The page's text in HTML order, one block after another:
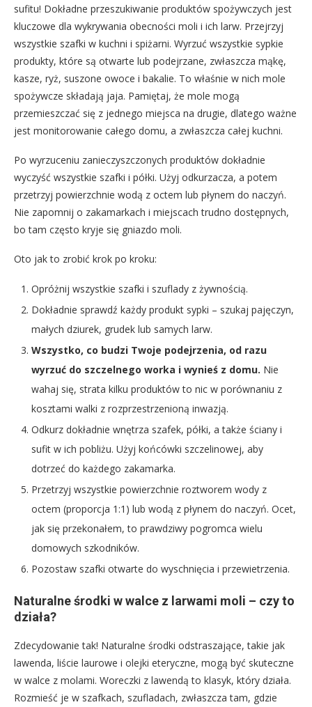
sufitu! Dokładne przeszukiwanie produktów spożywczych jest
kluczowe dla wykrywania obecności moli i ich larw. Przejrzyj
wszystkie szafki w kuchni i spiżarni. Wyrzuć wszystkie sypkie
produkty, które są otwarte lub podejrzane, zwłaszcza mąkę,
kasze, ryż, suszone owoce i bakalie. To właśnie w nich mole
spożywcze składają jaja. Pamiętaj, że mole mogą
przemieszczać się z jednego miejsca na drugie, dlatego ważne
jest monitorowanie całego domu, a zwłaszcza całej kuchni.
Po wyrzuceniu zanieczyszczonych produktów dokładnie
wyczyść wszystkie szafki i półki. Użyj odkurzacza, a potem
przetrzyj powierzchnie wodą z octem lub płynem do naczyń.
Nie zapomnij o zakamarkach i miejscach trudno dostępnych,
bo tam często kryje się gniazdo moli.
Oto jak to zrobić krok po kroku:
Opróżnij wszystkie szafki i szuflady z żywnością.
Dokładnie sprawdź każdy produkt sypki – szukaj pajęczyn,
małych dziurek, grudek lub samych larw.
Wszystko, co budzi Twoje podejrzenia, od razu
wyrzuć do szczelnego worka i wynieś z domu. Nie
wahaj się, strata kilku produktów to nic w porównaniu z
kosztami walki z rozprzestrzenioną inwazją.
Odkurz dokładnie wnętrza szafek, półki, a także ściany i
sufit w ich pobliżu. Użyj końcówki szczelinowej, aby
dotrzeć do każdego zakamarka.
Przetrzyj wszystkie powierzchnie roztworem wody z
octem (proporcja 1:1) lub wodą z płynem do naczyń. Ocet,
jak się przekonałem, to prawdziwy pogromca wielu
domowych szkodników.
Pozostaw szafki otwarte do wyschnięcia i przewietrzenia.
Naturalne środki w walce z larwami moli – czy to
działa?
Zdecydowanie tak! Naturalne środki odstraszające, takie jak
lawenda, liście laurowe i olejki eteryczne, mogą być skuteczne
w walce z molami. Woreczki z lawendą to klasyk, który działa.
Rozmieść je w szafkach, szufladach, zwłaszcza tam, gdzie